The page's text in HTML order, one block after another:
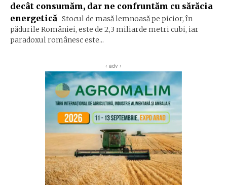
decât consumăm, dar ne confruntăm cu sărăcia
energetică Stocul de masă lemnoasă pe picior, în
pădurile României, este de 2,3 miliarde metri cubi, iar
paradoxul românesc este...
‹ adv ›